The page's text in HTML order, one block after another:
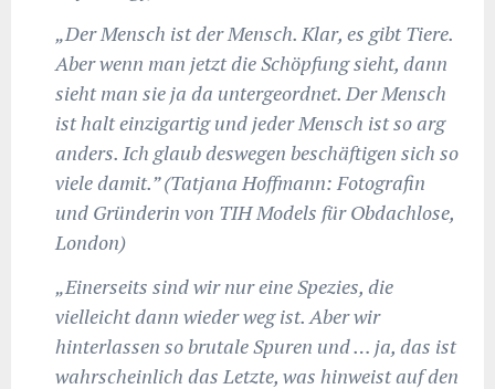
„Der Mensch ist der Mensch. Klar, es gibt Tiere.
Aber wenn man jetzt die Schöpfung sieht, dann
sieht man sie ja da untergeordnet. Der Mensch
ist halt einzigartig und jeder Mensch ist so arg
anders. Ich glaub deswegen beschäftigen sich so
viele damit.” (Tatjana Hoffmann: Fotografin
und Gründerin von TIH Models für Obdachlose,
London)
„Einerseits sind wir nur eine Spezies, die
vielleicht dann wieder weg ist. Aber wir
hinterlassen so brutale Spuren und … ja, das ist
wahrscheinlich das Letzte, was hinweist auf den